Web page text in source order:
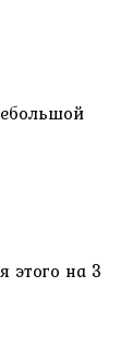
этого на 3